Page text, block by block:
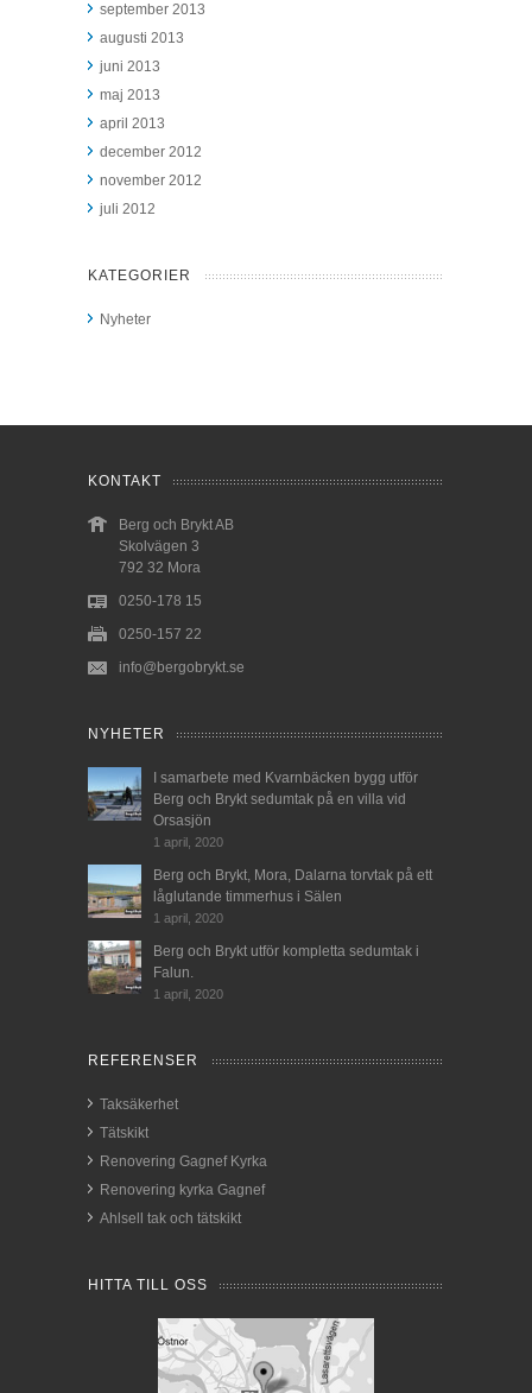
september 2013
augusti 2013
juni 2013
maj 2013
april 2013
december 2012
november 2012
juli 2012
KATEGORIER
Nyheter
KONTAKT
Berg och Brykt AB
Skolvägen 3
792 32 Mora
0250-178 15
0250-157 22
info@bergobrykt.se
NYHETER
I samarbete med Kvarnbäcken bygg utför
Berg och Brykt sedumtak på en villa vid
Orsasjön
1 april, 2020
Berg och Brykt, Mora, Dalarna torvtak på ett
låglutande timmerhus i Sälen
1 april, 2020
Berg och Brykt utför kompletta sedumtak i
Falun.
1 april, 2020
REFERENSER
Taksäkerhet
Tätskikt
Renovering Gagnef Kyrka
Renovering kyrka Gagnef
Ahlsell tak och tätskikt
HITTA TILL OSS